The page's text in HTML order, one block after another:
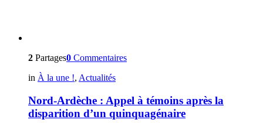
2 Partages0 Commentaires
in À la une !, Actualités
Nord-Ardèche : Appel à témoins après la
disparition d’un quinquagénaire